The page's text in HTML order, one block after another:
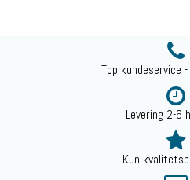
Top kundeservice
Levering 2-6
Kun